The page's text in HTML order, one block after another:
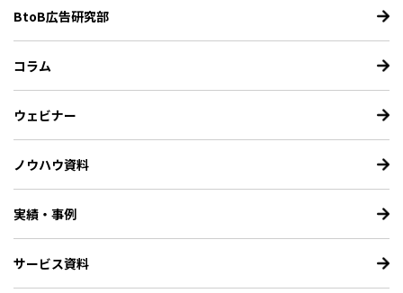
BtoB広告研究部
コラム
ウェビナー
ノウハウ資料
実績・事例
サービス資料